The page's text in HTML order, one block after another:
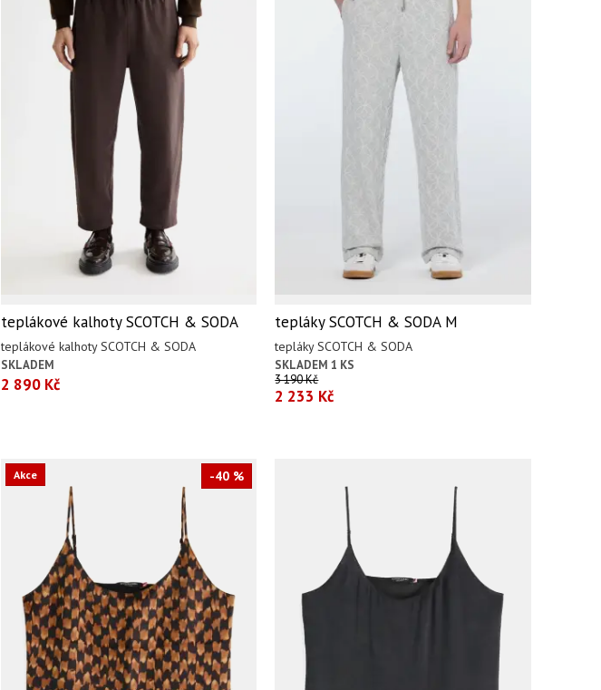
teplákové kalhoty SCOTCH & SODA
teplákové kalhoty SCOTCH & SODA
SKLADEM
2 890 Kč
tepláky SCOTCH & SODA M
tepláky SCOTCH & SODA
SKLADEM 1 KS
3 190 Kč
2 233 Kč
-40 %
Akce